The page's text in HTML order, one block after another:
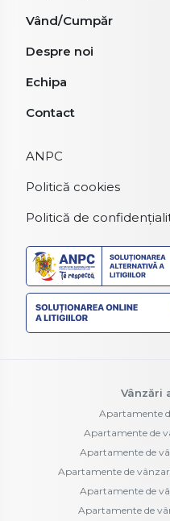
Vând/Cumpăr
Despre noi
Echipa
Contact
ANPC
Politică cookies
Politică de
Vânzări
Apartamente
Apartamente de
Apartamente de
Apartamente de
Apartamente de
Apartamente de